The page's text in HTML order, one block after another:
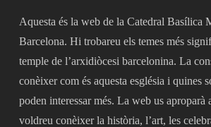
Aquesta és la web de la Catedral Basílica
Barcelona. Hi trobareu els temes més
temple de l’arxidiòcesi barcelonina. La
conèixer com és aquesta església i quines
poden interessar més. La web us aproparà
voldreu conèixer la història, l’art, les